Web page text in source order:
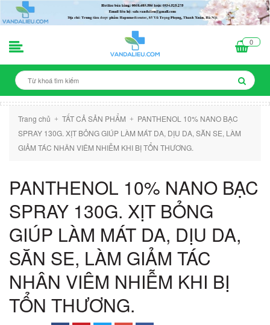
0
Trang chủ + TẤT CẢ SẢN PHẨM +
PANTHENOL 10% NANO BẠC
SPRAY 130G. XỊT BỎNG GIÚP LÀM MÁT DA, DỊU DA, SĂN SE, LÀM
GIẢM TÁC NHÂN VIÊM NHIỄM KHI BỊ TỔN THƯƠNG.
PANTHENOL 10% NANO BẠC
SPRAY 130G. XỊT BỎNG
GIÚP LÀM MÁT DA, DỊU DA,
SĂN SE, LÀM GIẢM TÁC
NHÂN VIÊM NHIỄM KHI BỊ
TỔN THƯƠNG.